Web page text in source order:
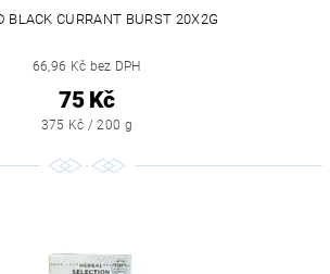
BLACK CURRANT BURST 20X2G
66,96 Kč bez DPH
75 Kč
375 Kč / 200 g